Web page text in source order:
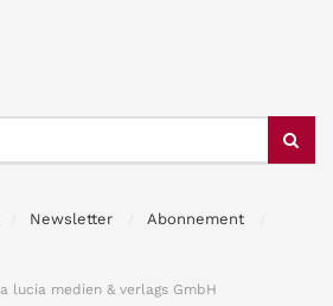
Newsletter
Abonnement
lucia medien & verlags GmbH